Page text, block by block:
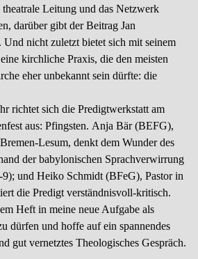
Leitung und das Netzwerk
darüber gibt der Beitrag Jan
nicht zuletzt bietet sich mit seinem
kirchliche Praxis, die den meisten
eher unbekannt sein dürfte: die
richtet sich die Predigtwerkstatt am
aus: Pfingsten. Anja Bär (BEFG),
Lesum, denkt dem Wunder des
der babylonischen Sprachverwirrung
und Heiko Schmidt (BFeG), Pastor in
die Predigt verständnisvoll-kritisch.
Heft in meine neue Aufgabe als
dürfen und hoffe auf ein spannendes
gut vernetztes Theologisches Gespräch.